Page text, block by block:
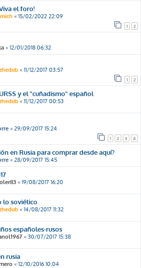
el foro!
« 15/02/2022 22:09
1 2
« 12/01/2018 06:32
« 11/12/2017 03:57
1 2
y el "cuñadismo" español
« 11/12/2017 00:53
« 29/09/2017 15:24
1 2 3 4
en Rusia para comprar desde aquí?
« 28/09/2017 15:45
« 19/08/2017 16:20
lo soviético
« 14/08/2017 11:32
españoles-rusos
« 30/07/2017 15:38
rusia
« 12/10/2016 10:04